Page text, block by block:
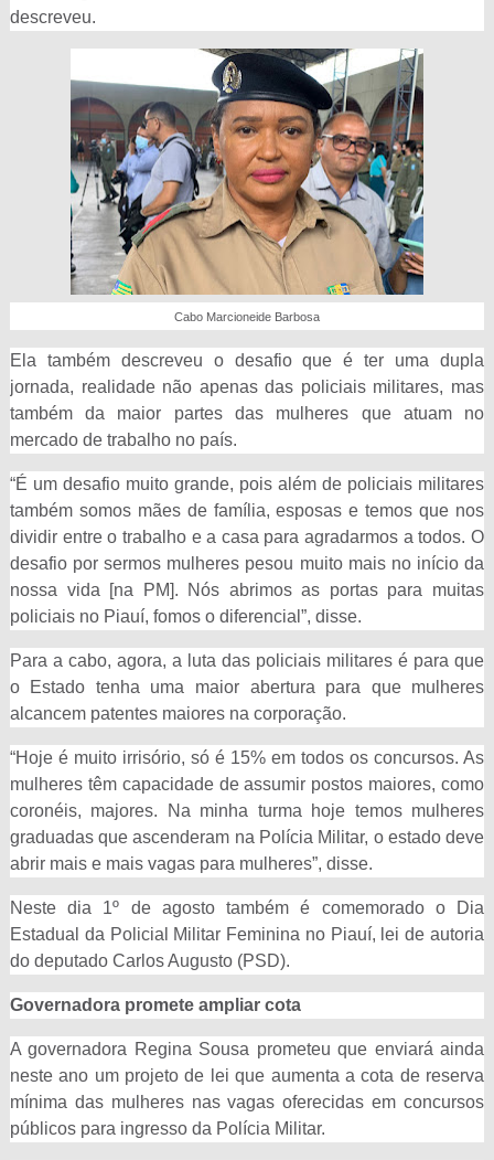
descreveu.
Cabo Marcioneide Barbosa
Ela também descreveu o desafio que é ter uma dupla
jornada, realidade não apenas das policiais militares, mas
também da maior partes das mulheres que atuam no
mercado de trabalho no país.
“É um desafio muito grande, pois além de policiais militares
também somos mães de família, esposas e temos que nos
dividir entre o trabalho e a casa para agradarmos a todos. O
desafio por sermos mulheres pesou muito mais no início da
nossa vida [na PM]. Nós abrimos as portas para muitas
policiais no Piauí, fomos o diferencial”, disse.
Para a cabo, agora, a luta das policiais militares é para que
o Estado tenha uma maior abertura para que mulheres
alcancem patentes maiores na corporação.
“Hoje é muito irrisório, só é 15% em todos os concursos. As
mulheres têm capacidade de assumir postos maiores, como
coronéis, majores. Na minha turma hoje temos mulheres
graduadas que ascenderam na Polícia Militar, o estado deve
abrir mais e mais vagas para mulheres”, disse.
Neste dia 1º de agosto também é comemorado o Dia
Estadual da Policial Militar Feminina no Piauí, lei de autoria
do deputado Carlos Augusto (PSD).
Governadora promete ampliar cota
A governadora Regina Sousa prometeu que enviará ainda
neste ano um projeto de lei que aumenta a cota de reserva
mínima das mulheres nas vagas oferecidas em concursos
públicos para ingresso da Polícia Militar.